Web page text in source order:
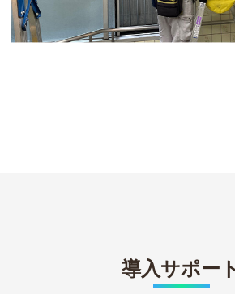
導入サポー